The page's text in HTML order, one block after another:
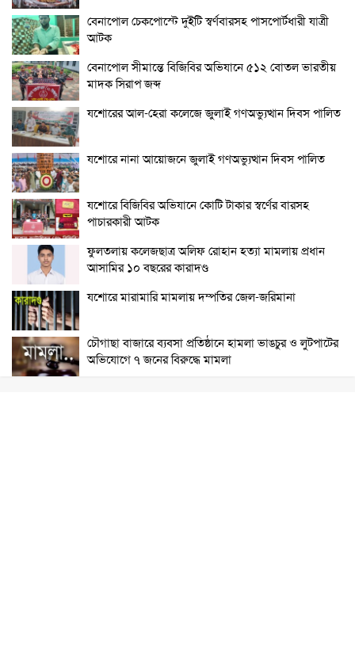
বেনাপোল চেকপোস্টে দুইটি স্বর্ণবারসহ পাসপোর্টধারী যাত্রী
আটক
বেনাপোল সীমান্তে বিজিবির অভিযানে ৫১২ বোতল ভারতীয়
মাদক সিরাপ জব্দ
যশোরের আল-হেরা কলেজে জুলাই গণঅভ্যুত্থান দিবস পালিত
যশোরে নানা আয়োজনে জুলাই গণঅভ্যুত্থান দিবস পালিত
যশোরে বিজিবির অভিযানে কোটি টাকার স্বর্ণের বারসহ
পাচারকারী আটক
ফুলতলায় কলেজছাত্র অলিফ রোহান হত্যা মামলায় প্রধান
আসামির ১০ বছরের কারাদণ্ড
যশোরে মারামারি মামলায় দম্পতির জেল-জরিমানা
চৌগাছা বাজারে ব্যবসা প্রতিষ্ঠানে হামলা ভাঙচুর ও লুটপাটের
অভিযোগে ৭ জনের বিরুদ্ধে মামলা